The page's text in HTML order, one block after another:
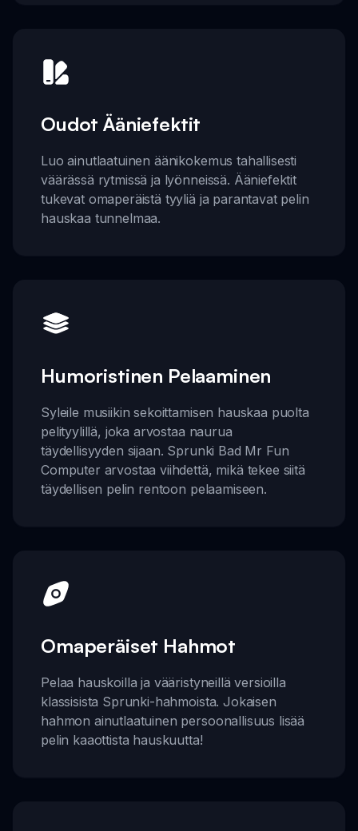
Oudot Ääniefektit
Luo ainutlaatuinen äänikokemus tahallisesti
väärässä rytmissä ja lyönneissä. Ääniefektit
tukevat omaperäistä tyyliä ja parantavat pelin
hauskaa tunnelmaa.
Humoristinen Pelaaminen
Syleile musiikin sekoittamisen hauskaa puolta
pelityylillä, joka arvostaa naurua
täydellisyyden sijaan. Sprunki Bad Mr Fun
Computer arvostaa viihdettä, mikä tekee siitä
täydellisen pelin rentoon pelaamiseen.
Omaperäiset Hahmot
Pelaa hauskoilla ja vääristyneillä versioilla
klassisista Sprunki-hahmoista. Jokaisen
hahmon ainutlaatuinen persoonallisuus lisää
pelin kaaottista hauskuutta!